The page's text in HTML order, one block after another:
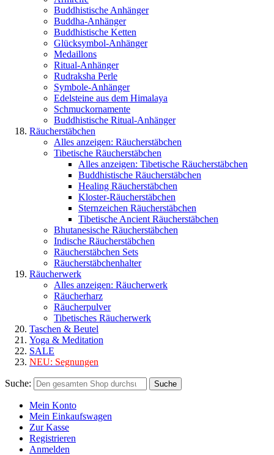
Buddhistische Anhänger
Buddha-Anhänger
Buddhistische Ketten
Glücksymbol-Anhänger
Medaillons
Ritual-Anhänger
Rudraksha Perle
Symbole-Anhänger
Edelsteine aus dem Himalaya
Schmuckornamente
Buddhistische Ritual-Anhänger
Räucherstäbchen
Alles anzeigen: Räucherstäbchen
Tibetische Räucherstäbchen
Alles anzeigen: Tibetische Räucherstäbchen
Buddhistische Räucherstäbchen
Healing Räucherstäbchen
Kloster-Räucherstäbchen
Sternzeichen Räucherstäbchen
Tibetische Ancient Räucherstäbchen
Bhutanesische Räucherstäbchen
Indische Räucherstäbchen
Räucherstäbchen Sets
Räucherstäbchenhalter
Räucherwerk
Alles anzeigen: Räucherwerk
Räucherharz
Räucherpulver
Tibetisches Räucherwerk
Taschen & Beutel
Yoga & Meditation
SALE
NEU: Segnungen
Suche: Suche
Mein Konto
Mein Einkaufswagen
Zur Kasse
Registrieren
Anmelden